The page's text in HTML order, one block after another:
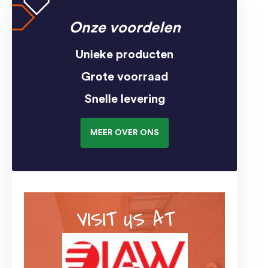
Onze voordelen
Unieke producten
Grote voorraad
Snelle levering
MEER OVER ONS
VISIT US AT